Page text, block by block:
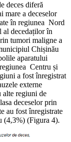
deces diferă
mare a deceselor
în regiunea Nord
al decedaților în
tumori maligne a
Chișinău
aparatului
Centru și
a fost înregistrat
externe
alte regiuni de
deceselor prin
au fost înregistrate
(4,3%) (Figura 4).